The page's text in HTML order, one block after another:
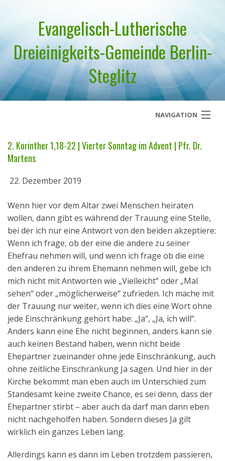
Evangelisch-Lutherische
Dreieinigkeits-Gemeinde Berlin-
Steglitz
NAVIGATION
Über uns
Geistliches Wort
Termine
Aktuelles
Kontakt
English
2. Korinther 1,18-22 | Vierter Sonntag im Advent | Pfr. Dr.
Martens
22. Dezember 2019
Wenn hier vor dem Altar zwei Menschen heiraten
wollen, dann gibt es während der Trauung eine Stelle,
bei der ich nur eine Antwort von den beiden akzeptiere:
Wenn ich frage, ob der eine die andere zu seiner
Ehefrau nehmen will, und wenn ich frage ob die eine
den anderen zu ihrem Ehemann nehmen will, gebe ich
mich nicht mit Antworten wie „Vielleicht“ oder „Mal
sehen“ oder „möglicherweise“ zufrieden. Ich mache mit
der Trauung nur weiter, wenn ich dies eine Wort ohne
jede Einschränkung gehört habe: „Ja“, „Ja, ich will“.
Anders kann eine Ehe nicht beginnen, anders kann sie
auch keinen Bestand haben, wenn nicht beide
Ehepartner zueinander ohne jede Einschränkung, auch
ohne zeitliche Einschränkung Ja sagen. Und hier in der
Kirche bekommt man eben auch im Unterschied zum
Standesamt keine zweite Chance, es sei denn, dass der
Ehepartner stirbt – aber auch da darf man dann eben
nicht nachgeholfen haben. Sondern dieses Ja gilt
wirklich ein ganzes Leben lang.
Allerdings kann es dann im Leben trotzdem passieren,